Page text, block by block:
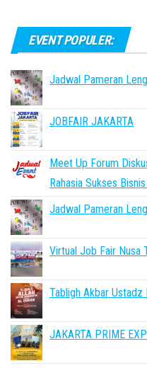
EVENT POPULER:
Jadwal Pameran
JOBFAIR JAKARTA
Meet Up Forum
Rahasia Sukses
Jadwal Pameran
Virtual Job Fair Nusa
Tabligh Akbar Ustadz
JAKARTA PRIME